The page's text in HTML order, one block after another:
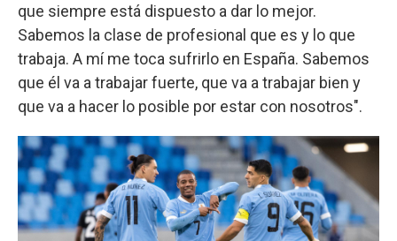
que siempre está dispuesto a dar lo mejor.
Sabemos la clase de profesional que es y lo que
trabaja. A mí me toca sufrirlo en España. Sabemos
que él va a trabajar fuerte, que va a trabajar bien y
que va a hacer lo posible por estar con nosotros".